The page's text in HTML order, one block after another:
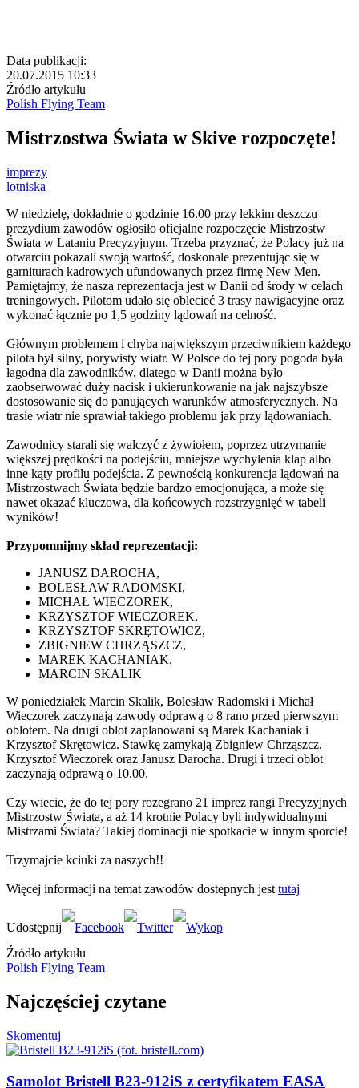
Data publikacji:
20.07.2015 10:33
Źródło artykułu
Polish Flying Team
Mistrzostwa Świata w Skive rozpoczęte!
imprezy
lotniska
W niedzielę, dokładnie o godzinie 16.00 przy lekkim deszczu
prezydium zawodów ogłosiło oficjalne rozpoczęcie Mistrzostw
Świata w Lataniu Precyzyjnym. Trzeba przyznać, że Polacy już na
otwarciu pokazali swoją wartość, doskonale prezentując się w
garniturach kadrowych ufundowanych przez firmę New Men.
Pamiętajmy, że nasza reprezentacja jest w Danii od środy w celach
treningowych. Pilotom udało się oblecieć 3 trasy nawigacyjne oraz
wykonać łącznie po 1,5 godziny lądowań na celność.
Głównym problemem i chyba największym przeciwnikiem każdego
pilota był silny, porywisty wiatr. W Polsce do tej pory pogoda była
łagodna dla zawodników, dlatego w Danii można było
zaobserwować duży nacisk i ukierunkowanie na jak najszybsze
dostosowanie się do panujących warunków atmosferycznych. Na
trasie wiatr nie sprawiał takiego problemu jak przy lądowaniach.
Zawodnicy starali się walczyć z żywiołem, poprzez utrzymanie
większej prędkości na podejściu, mniejsze wychylenia klap albo
inne kąty profilu podejścia. Z pewnością konkurencja lądowań na
Mistrzostwach Świata będzie bardzo emocjonująca, a może się
nawet okazać kluczowa, dla końcowych rozstrzygnięć w tabeli
wyników!
Przypomnijmy skład reprezentacji:
JANUSZ DAROCHA,
BOLESŁAW RADOMSKI,
MICHAŁ WIECZOREK,
KRZYSZTOF WIECZOREK,
KRZYSZTOF SKRĘTOWICZ,
ZBIGNIEW CHRZĄSZCZ,
MAREK KACHANIAK,
MARCIN SKALIK
W poniedziałek Marcin Skalik, Bolesław Radomski i Michał
Wieczorek zaczynają zawody odprawą o 8 rano przed pierwszym
oblotem. Na drugi oblot zaplanowani są Marek Kachaniak i
Krzysztof Skrętowicz. Stawkę zamykają Zbigniew Chrząszcz,
Krzysztof Wieczorek oraz Janusz Darocha. Drugi i trzeci oblot
zaczynają odprawą o 10.00.
Czy wiecie, że do tej pory rozegrano 21 imprez rangi Precyzyjnych
Mistrzostw Świata, a aż 14 krotnie Polacy byli indywidualnymi
Mistrzami Świata? Takiej dominacji nie spotkacie w innym sporcie!
Trzymajcie kciuki za naszych!!
Więcej informacji na temat zawodów dostepnych jest tutaj
Źródło artykułu
Polish Flying Team
Najczęściej czytane
Skomentuj
Samolot Bristell B23-912iS z certyfikatem EASA